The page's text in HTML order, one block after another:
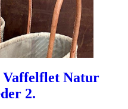
Natur
2.